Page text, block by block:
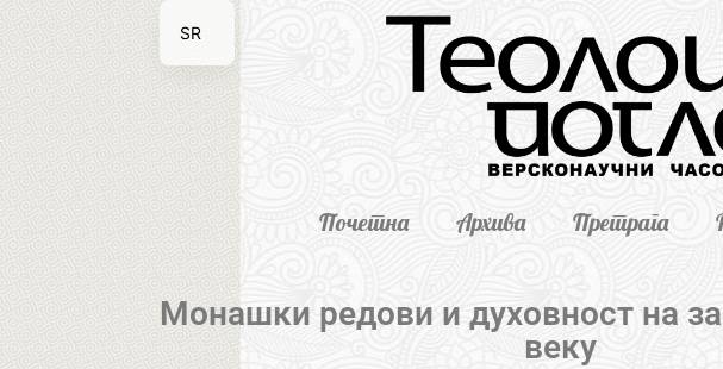
Почетна Архива Претрага
Mонашки редови и духовност на
веку
SR
EN